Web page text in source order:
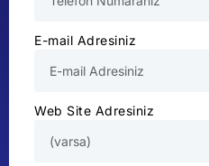
E-mail Adresiniz
Web Site Adresiniz